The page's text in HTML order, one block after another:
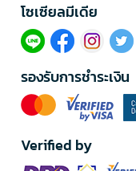
โซเซียลมีเดีย​
รองรับการชำระเงิน
Verified by